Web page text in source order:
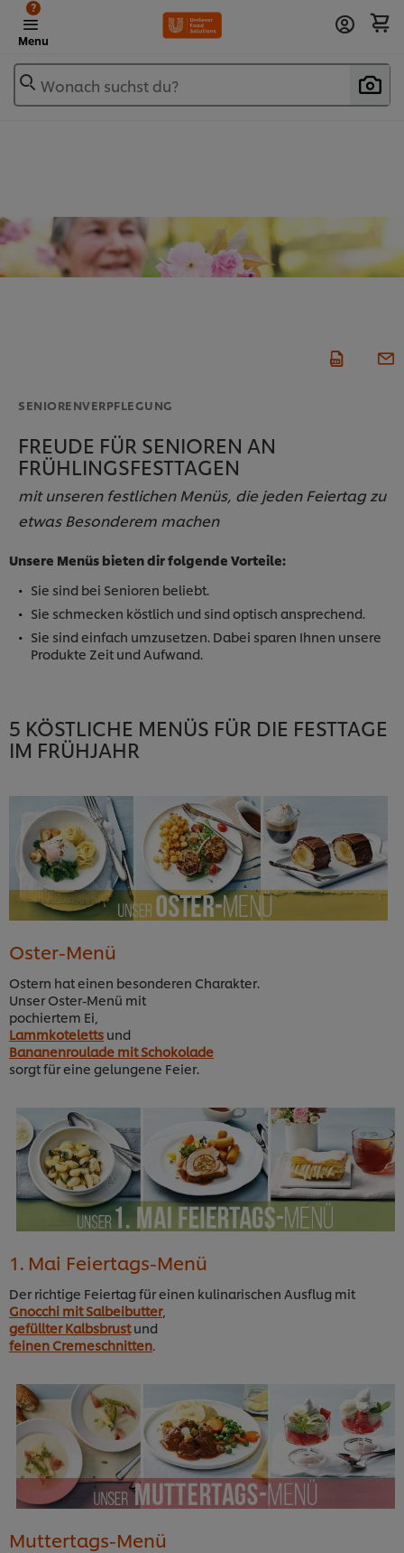
Menu
?
Wonach suchst du?
SENIORENVERPFLEGUNG
FREUDE FÜR SENIOREN AN
FRÜHLINGSFESTTAGEN
mit unseren festlichen Menüs, die jeden Feiertag zu
etwas Besonderem machen
Unsere Menüs bieten dir folgende Vorteile:
Sie sind bei Senioren beliebt.
Sie schmecken köstlich und sind optisch ansprechend.
Sie sind einfach umzusetzen. Dabei sparen Ihnen unsere
Produkte Zeit und Aufwand.
5 KÖSTLICHE MENÜS FÜR DIE FESTTAGE
IM FRÜHJAHR
Oster-Menü
Ostern hat einen besonderen Charakter.
Unser Oster-Menü mit
pochiertem Ei,
Lammkoteletts und
Bananenroulade mit Schokolade
sorgt für eine gelungene Feier.
1. Mai Feiertags-Menü
Der richtige Feiertag für einen kulinarischen Ausflug mit
Gnocchi mit Salbeibutter,
gefüllter Kalbsbrustund
feinen Cremeschnitten.
Muttertags-Menü